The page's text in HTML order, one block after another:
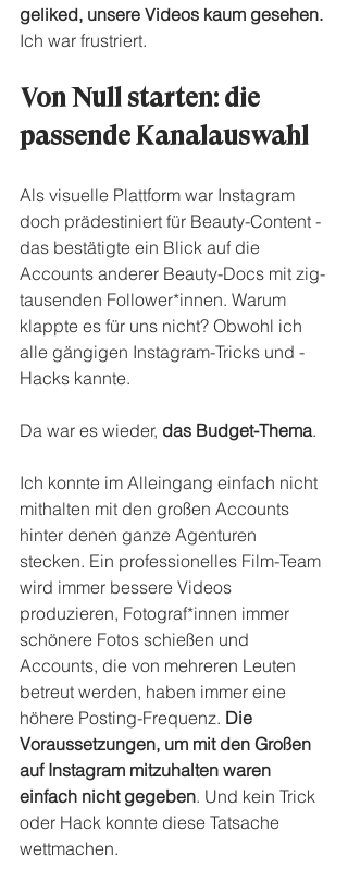
geliked, unsere Videos kaum gesehen.
Ich war frustriert.
Von Null starten: die
passende Kanalauswahl
Als visuelle Plattform war Instagram
doch prädestiniert für Beauty-Content -
das bestätigte ein Blick auf die
Accounts anderer Beauty-Docs mit zig-
tausenden Follower*innen. Warum
klappte es für uns nicht? Obwohl ich
alle gängigen Instagram-Tricks und -
Hacks kannte.
Da war es wieder, das Budget-Thema.
Ich konnte im Alleingang einfach nicht
mithalten mit den großen Accounts
hinter denen ganze Agenturen
stecken. Ein professionelles Film-Team
wird immer bessere Videos
produzieren, Fotograf*innen immer
schönere Fotos schießen und
Accounts, die von mehreren Leuten
betreut werden, haben immer eine
höhere Posting-Frequenz. Die
Voraussetzungen, um mit den Großen
auf Instagram mitzuhalten waren
einfach nicht gegeben. Und kein Trick
oder Hack konnte diese Tatsache
wettmachen.